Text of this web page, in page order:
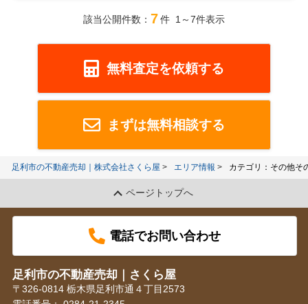
該当公開件数： 7件 1～7件表示
無料査定を依頼する
まずは無料相談する
足利市の不動産売却｜株式会社さくら屋 エリア情報 カテゴリ：その他そ
ページトップへ
電話でお問い合わせ
足利市の不動産売却｜さくら屋
〒326-0814 栃木県足利市通４丁目2573